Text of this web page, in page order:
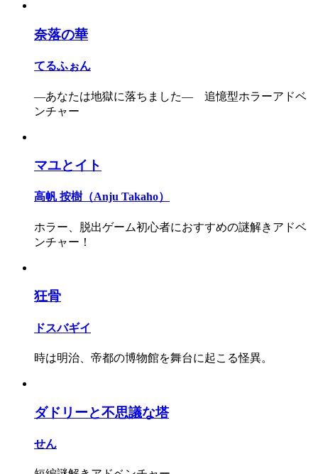
奈落の華
てるふぉん
―あなたは地獄に落ちました― 追憶型ホラーアドベ
ンチャー
マユとイト
高帆 按樹（Anju Takaho）
ホラー、脱出ゲーム初心者におすすめの謎解きアドベ
ンチャー！
狂骨
ドスバギイ
時は明治、帝都の博物館を舞台に起こる怪異。
ダドリーと不思議な塔
せん